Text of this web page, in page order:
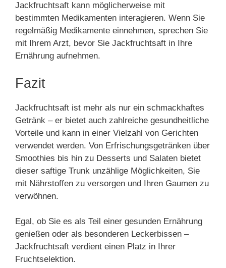
Jackfruchtsaft kann möglicherweise mit
bestimmten Medikamenten interagieren. Wenn Sie
regelmäßig Medikamente einnehmen, sprechen Sie
mit Ihrem Arzt, bevor Sie Jackfruchtsaft in Ihre
Ernährung aufnehmen.
Fazit
Jackfruchtsaft ist mehr als nur ein schmackhaftes
Getränk – er bietet auch zahlreiche gesundheitliche
Vorteile und kann in einer Vielzahl von Gerichten
verwendet werden. Von Erfrischungsgetränken über
Smoothies bis hin zu Desserts und Salaten bietet
dieser saftige Trunk unzählige Möglichkeiten, Sie
mit Nährstoffen zu versorgen und Ihren Gaumen zu
verwöhnen.
Egal, ob Sie es als Teil einer gesunden Ernährung
genießen oder als besonderen Leckerbissen –
Jackfruchtsaft verdient einen Platz in Ihrer
Fruchtselektion.